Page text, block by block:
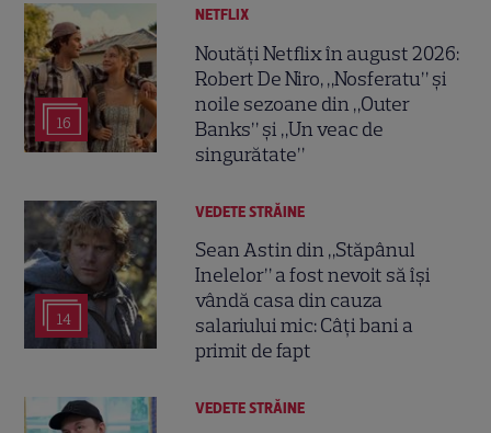
16
NETFLIX
Noutăți Netflix în august 2026:
Robert De Niro, „Nosferatu” și
noile sezoane din „Outer
Banks” și „Un veac de
singurătate”
14
VEDETE STRĂINE
Sean Astin din „Stăpânul
Inelelor” a fost nevoit să își
vândă casa din cauza
salariului mic: Câți bani a
primit de fapt
VEDETE STRĂINE